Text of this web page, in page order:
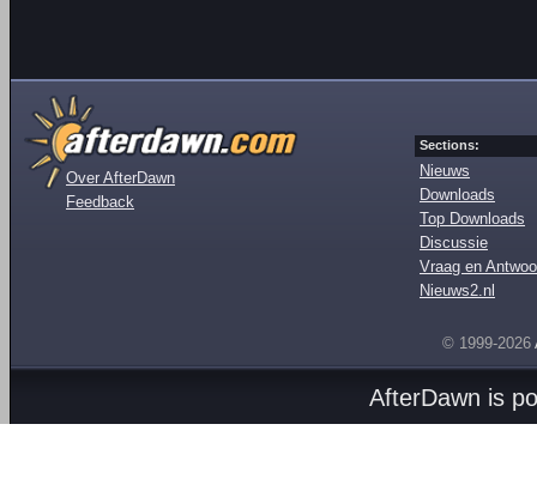
Over AfterDawn
Feedback
Sections:
Nieuws
Downloads
Top Downloads
Discussie
Vraag en
Nieuws2.nl
© 1999-2026
AfterDawn is